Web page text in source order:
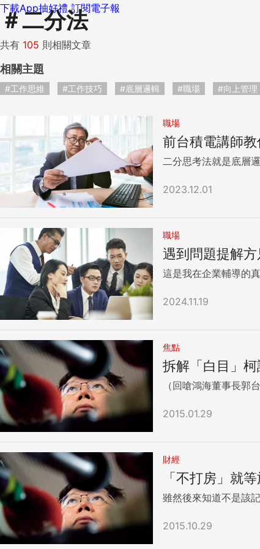
下載App抽好禮 訂閱電子報
＃二分法
共有 105 則相關文章
相關主題
#工作思維 #工作技巧 #底層邏輯 #職場 #向上管理
職場
前台積電講師
2023.12.01
職場
遇到問題提解
這是我在企業輔導的
2024.11.19
焦點
拆解「白目」
2015.01.29
財經
「不打房」就
雖然後來知道不是該
2015.10.29